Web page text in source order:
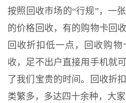
按照回收市场的“行规”，一
的价格回收，有的购物卡回
回收折扣低一点，回收购
收，足不出户直接用手机就
了我们宝贵的时间。回收折
类繁多，多达四十余种，大